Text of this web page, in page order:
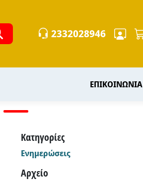
2332028946
ΕΠΙΚΟΙΝΩΝΙΑ
Κατηγορίες
Ενημερώσεις
Αρχείο